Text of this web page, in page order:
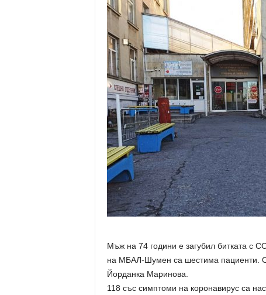
Мъж на 74 години е загубил битката с
на МБАЛ-Шумен са шестима пациенти.
Йорданка Маринова.
118 със симптоми на коронавирус са